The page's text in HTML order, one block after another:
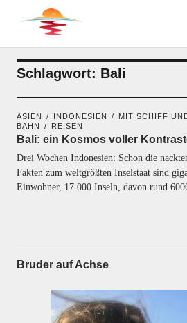
BRUDER AUF
Schlagwort: Bali
ASIEN INDONESIEN
MIT SCHIFF
BAHN
REISEN
Bali: ein Kosmos voller
Drei Wochen Indonesien: Schon die
Fakten zum weltgrößten Inselstaat sind
Einwohner, 17 000 Inseln, davon rund
Bruder auf Achse